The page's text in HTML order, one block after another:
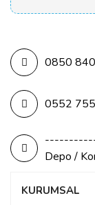
0850
0552 755
Depo /
KURUMSAL